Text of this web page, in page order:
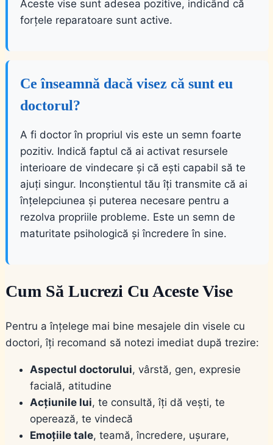
Aceste vise sunt adesea pozitive, indicând că
forțele reparatoare sunt active.
Ce înseamnă dacă visez că sunt eu
doctorul?
A fi doctor în propriul vis este un semn foarte
pozitiv. Indică faptul că ai activat resursele
interioare de vindecare și că ești capabil să te
ajuți singur. Inconștientul tău îți transmite că ai
înțelepciunea și puterea necesare pentru a
rezolva propriile probleme. Este un semn de
maturitate psihologică și încredere în sine.
Cum Să Lucrezi Cu Aceste Vise
Pentru a înțelege mai bine mesajele din visele cu
doctori, îți recomand să notezi imediat după trezire:
Aspectul doctorului, vârstă, gen, expresie
facială, atitudine
Acțiunile lui, te consultă, îți dă vești, te
operează, te vindecă
Emoțiile tale, teamă, încredere, ușurare,